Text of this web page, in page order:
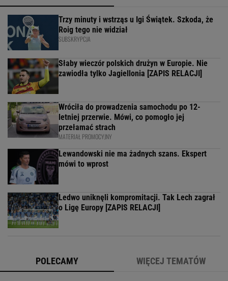
Trzy minuty i wstrząs u Igi Świątek. Szkoda, że
Roig tego nie widział
SUBSKRYPCJA
Słaby wieczór polskich drużyn w Europie. Nie
zawiodła tylko Jagiellonia [ZAPIS RELACJI]
Wróciła do prowadzenia samochodu po 12-
letniej przerwie. Mówi, co pomogło jej
przełamać strach
MATERIAŁ PROMOCYJNY
Lewandowski nie ma żadnych szans. Ekspert
mówi to wprost
Ledwo uniknęli kompromitacji. Tak Lech zagrał
o Ligę Europy [ZAPIS RELACJI]
POLECAMY WIĘCEJ TEMATÓW